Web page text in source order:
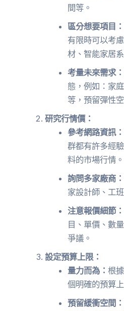
間等。
區分想要項目：
有限時可以考
材、智能家居
考量未來需求：
態，例如：家
等，預留彈性
研究行情價：
參考網路資訊：
群都有許多經
料的市場行情。
詢問多家廠商：
家設計師、工
注意報價細節：
目、單價、數
爭議。
設定預算上限：
量力而為： 根
個明確的預算上
預留緩衝空間：